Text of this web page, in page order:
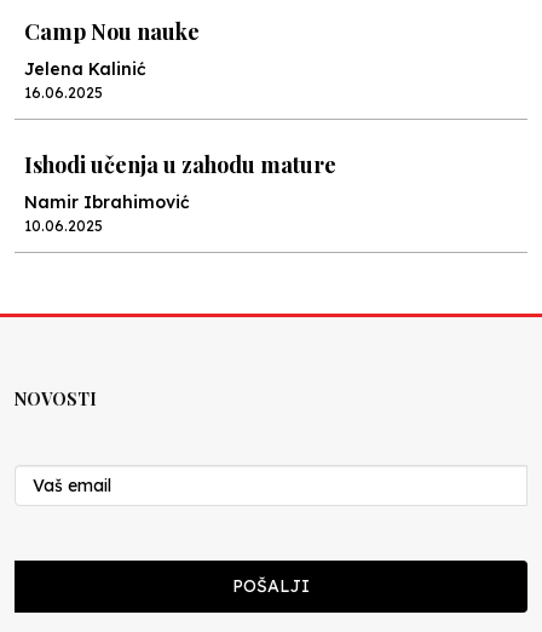
Camp Nou nauke
Jelena Kalinić
16.06.2025
Ishodi učenja u zahodu mature
Namir Ibrahimović
10.06.2025
Nenad Veličković
29.10.2024
Cuke i djeca
NOVOSTI
POŠALJI